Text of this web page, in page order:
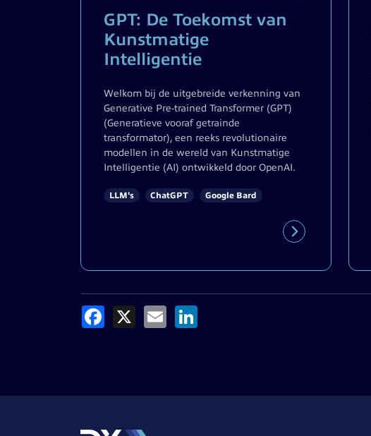
GPT: De Toekomst van
Kunstmatige
Intelligentie
Welkom bij de uitgebreide verkenning van
Generative Pre-trained Transformer (GPT)
(Generatieve vooraf getrainde
transformator), een reeks revolutionaire
modellen in de wereld van Kunstmatige
Intelligentie (AI) ontwikkeld door OpenAI.
LLM's ChatGPT Google Bard
Facebook Email